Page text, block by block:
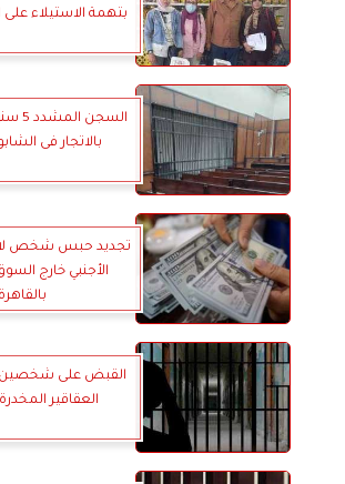
بتهمة الاستيلاء
السجن
بالاتجار فى
تجديد حبس شخص
الأجنبي خارج
بالقاهرة
القبض على شخصين
العقاقير المخدرة